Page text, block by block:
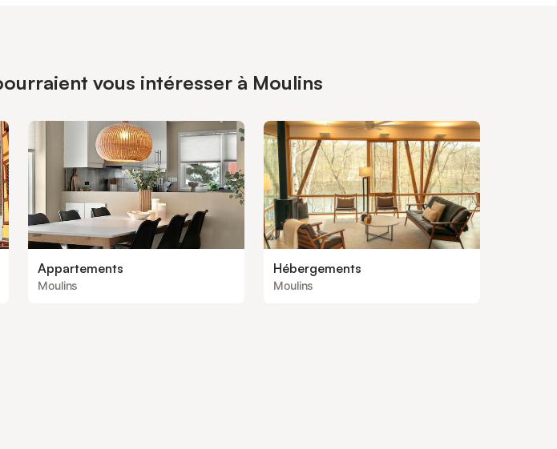
vous intéresser à Moulins
Appartements
Moulins
Hébergements
Moulins